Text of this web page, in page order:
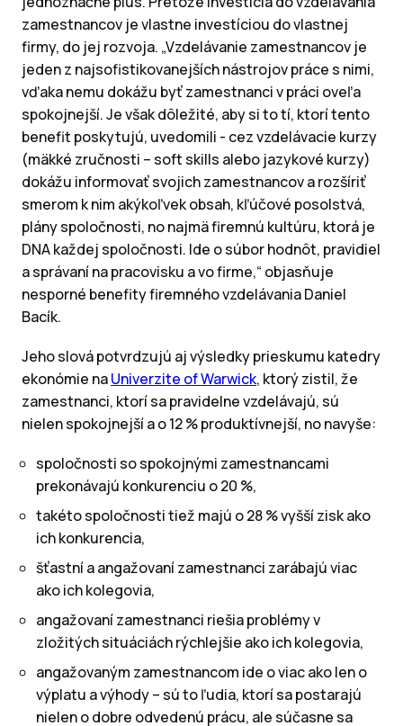
zamestnancov je vlastne investíciou do vlastnej
firmy, do jej rozvoja. „Vzdelávanie zamestnancov je
jeden z najsofistikovanejších nástrojov práce s nimi,
vďaka nemu dokážu byť zamestnanci v práci oveľa
spokojnejší. Je však dôležité, aby si to tí, ktorí tento
benefit poskytujú, uvedomili - cez vzdelávacie kurzy
(mäkké zručnosti – soft skills alebo jazykové kurzy)
dokážu informovať svojich zamestnancov a rozšíriť
smerom k nim akýkoľvek obsah, kľúčové posolstvá,
plány spoločnosti, no najmä firemnú kultúru, ktorá je
DNA každej spoločnosti. Ide o súbor hodnôt, pravidiel
a správaní na pracovisku a vo firme,“ objasňuje
nesporné benefity firemného vzdelávania Daniel
Bacík.
Jeho slová potvrdzujú aj výsledky prieskumu katedry
ekonómie naUniverzite of Warwick, ktorý zistil, že
zamestnanci, ktorí sa pravidelne vzdelávajú, sú
nielen spokojnejší a o 12 % produktívnejší, no navyše:
spoločnosti so spokojnými zamestnancami
prekonávajú konkurenciu o 20 %,
takéto spoločnosti tiež majú o 28 % vyšší zisk ako
ich konkurencia,
šťastní a angažovaní zamestnanci zarábajú viac
ako ich kolegovia,
angažovaní zamestnanci riešia problémy v
zložitých situáciách rýchlejšie ako ich kolegovia,
angažovaným zamestnancom ide o viac ako len o
výplatu a výhody – sú to ľudia, ktorí sa postarajú
nielen o dobre odvedenú prácu, ale súčasne sa